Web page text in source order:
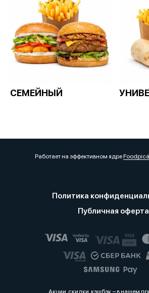
СЕМЕЙНЫЙ
Работает на эффективном ядре
Политика
Публичная оферта
Акции, скидки, кэшбэк − в нашем